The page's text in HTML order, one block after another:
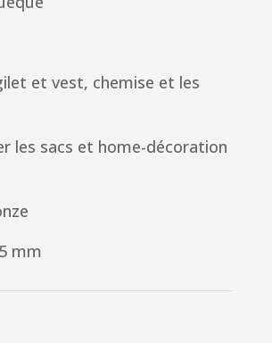
et vest, chemise et les
les sacs et home-décoration
mm